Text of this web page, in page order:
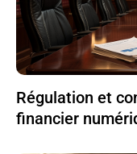
Régulation et
financier